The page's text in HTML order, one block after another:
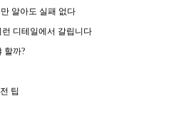
알아도 실패 없다
디테일에서 갈립니다
할까?
팁